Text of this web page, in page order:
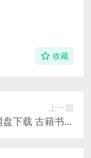
收藏
上一篇
下载 古籍书阁